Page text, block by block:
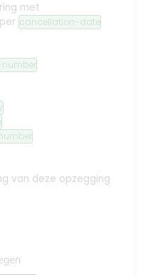
met
cancellation-date
van deze opzegging